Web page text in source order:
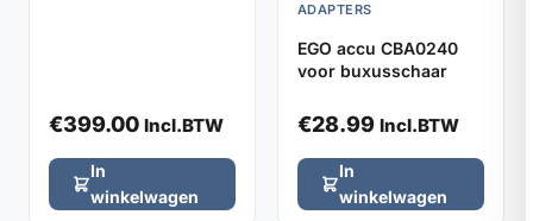
€399.00 Incl.BTW
In
winkelwagen
ADAPTERS
EGO accu CBA0240
voor buxusschaar
€28.99 Incl.BTW
In
winkelwagen